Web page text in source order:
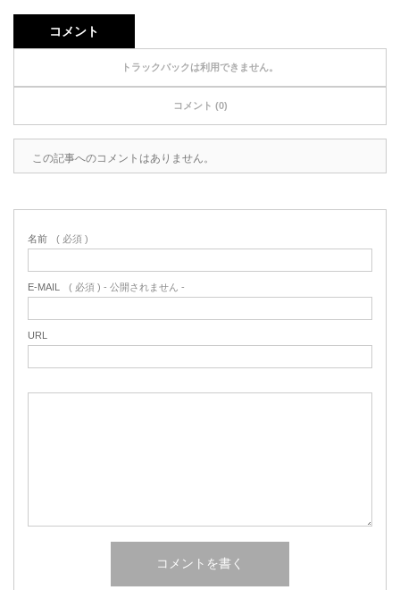
コメント
トラックバックは利用できません。
コメント (0)
この記事へのコメントはありません。
名前 ( 必須 )
E-MAIL ( 必須 ) - 公開されません -
URL